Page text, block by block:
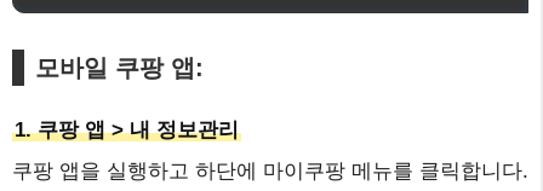
모바일 쿠팡 앱:
1. 쿠팡 앱 > 내 정보관리
쿠팡 앱을 실행하고 하단에 마이쿠팡 메뉴를 클릭합니다.